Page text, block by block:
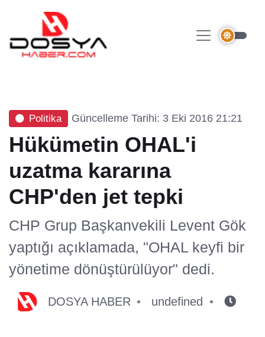
Politika Güncelleme Tarihi: 3 Eki 2016 21:21
Hükümetin OHAL'i
uzatma kararına
CHP'den jet tepki
CHP Grup Başkanvekili Levent Gök
yaptığı açıklamada, "OHAL keyfi bir
yönetime dönüştürülüyor" dedi.
DOSYA HABER undefined